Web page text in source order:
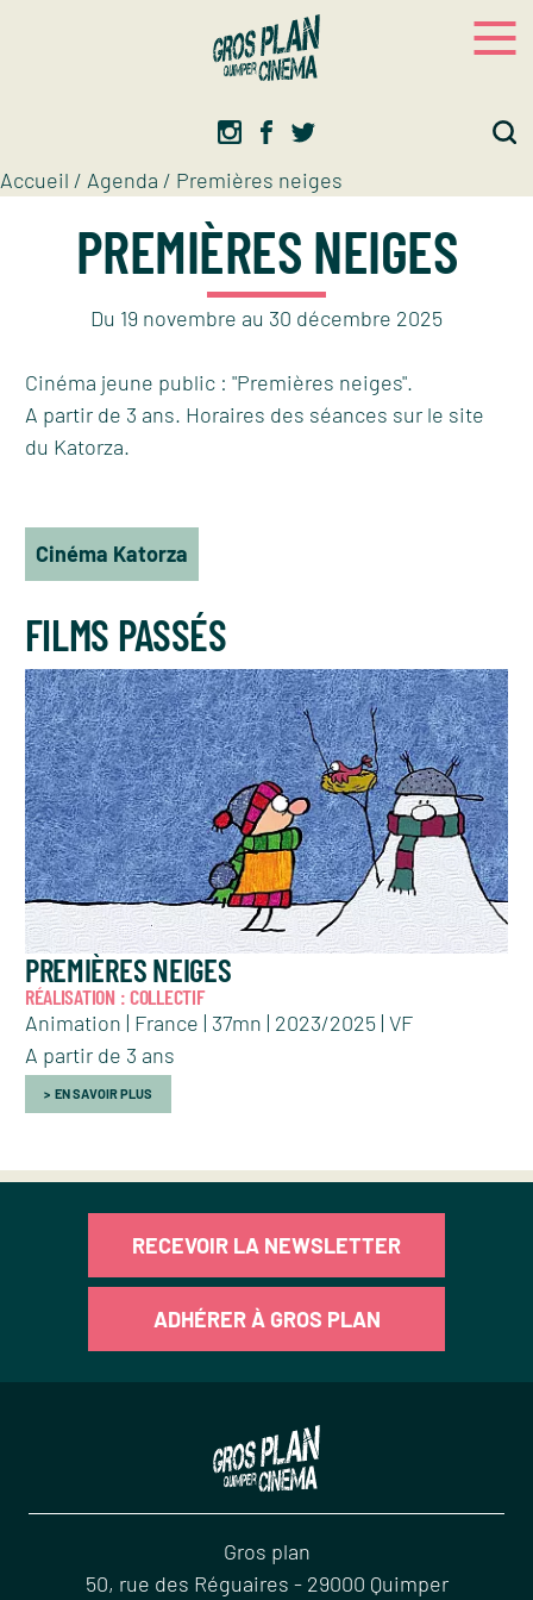
Accueil / Agenda / Premières neiges
PREMIÈRES NEIGES
Du 19 novembre au 30 décembre 2025
Cinéma jeune public : "Premières neiges".
A partir de 3 ans. Horaires des séances sur le site
du Katorza.
Cinéma Katorza
FILMS PASSÉS
PREMIÈRES NEIGES
RÉALISATION : COLLECTIF
Animation | France | 37mn | 2023/2025 | VF
A partir de 3 ans
EN SAVOIR PLUS
RECEVOIR LA NEWSLETTER
ADHÉRER À GROS PLAN
Gros plan
50, rue des Réguaires - 29000 Quimper